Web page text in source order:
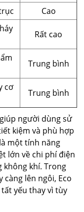
Cao
Rất cao
Trung bình
cơ
Trung bình
giúp người dùng sử
kiệm và phù hợp
một tính năng
lớn về chi phí điện
khí. Trong
càng lên ngôi, Eco
yếu thay vì tùy